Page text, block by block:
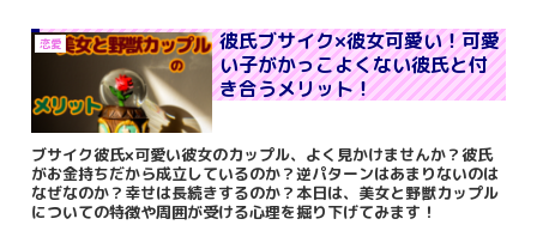
恋愛
彼氏ブサイク×彼女可愛い！可愛
い子がかっこよくない彼氏と付
き合うメリット！
ブサイク彼氏×可愛い彼女のカップル、よく見かけませんか？彼氏
がお金持ちだから成立しているのか？逆パターンはあまりないのは
なぜなのか？幸せは長続きするのか？本日は、美女と野獣カップル
についての特徴や周囲が受ける心理を掘り下げてみます！